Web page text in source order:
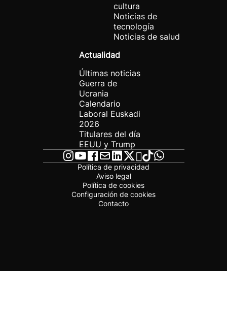
cultura
Noticias de
tecnología
Noticias de salud
Actualidad
Últimas noticias
Guerra de
Ucrania
Calendario
Laboral Euskadi
2026
Titulares del día
EEUU y Trump
Política de privacidad
Aviso legal
Política de cookies
Configuración de cookies
Contacto